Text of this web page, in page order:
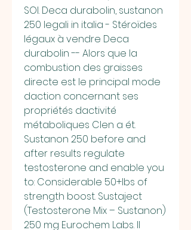
SOI. Deca durabolin, sustanon
250 legali in italia - Stéroïdes
légaux à vendre Deca
durabolin -- Alors que la
combustion des graisses
directe est le principal mode
daction concernant ses
propriétés dactivité
métaboliques Clen a ét.
Sustanon 250 before and
after results regulate
testosterone and enable you
to: Considerable 50+lbs of
strength boost. Sustaject
(Testosterone Mix – Sustanon)
250 mg Eurochem Labs. Il